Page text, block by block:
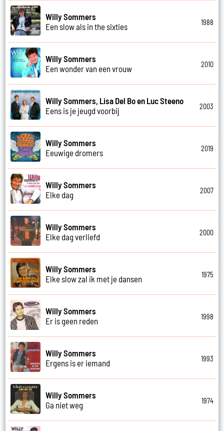
Willy Sommers
Een slow als in the sixties
1988
Willy Sommers
Een wonder van een vrouw
2010
Willy Sommers, Lisa Del Bo en Luc Steeno
Eens is je jeugd voorbij
2003
Willy Sommers
Eeuwige dromers
2019
Willy Sommers
Elke dag
2007
Willy Sommers
Elke dag verliefd
2000
Willy Sommers
Elke slow zal ik met je dansen
1975
Willy Sommers
Er is geen reden
1998
Willy Sommers
Ergens is er iemand
1993
Willy Sommers
Ga niet weg
1974